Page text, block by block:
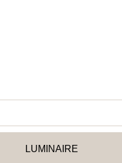
LUMINAIRE